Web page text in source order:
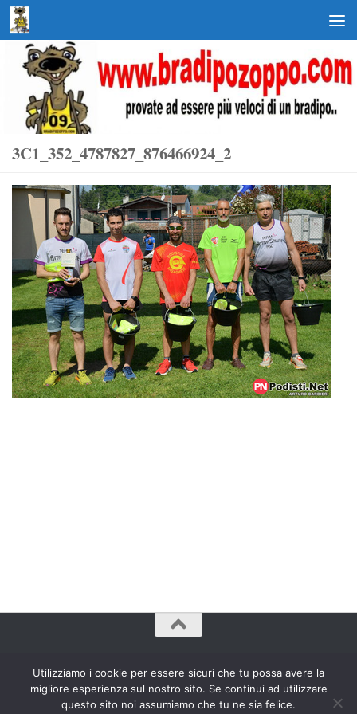
Salta al contenuto
3C1_352_4787827_876466924_2
Utilizziamo i cookie per essere sicuri che tu possa avere la
migliore esperienza sul nostro sito. Se continui ad utilizzare
questo sito noi assumiamo che tu ne sia felice.